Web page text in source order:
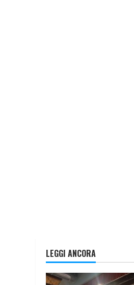
LEGGI ANCORA